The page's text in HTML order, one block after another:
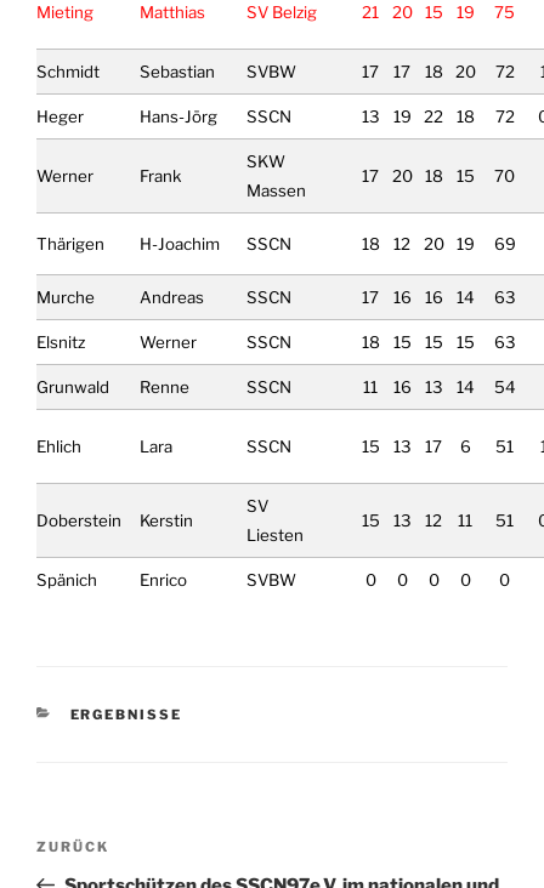
Mieting Matthias SV Belzig 21 20 15 19 75
Schmidt Sebastian SVBW 17 17 18 20 72
Heger Hans-Jörg SSCN 13 19 22 18 72
Werner Frank
SKW
Massen
17 20 18 15 70
Thärigen H-Joachim SSCN 18 12 20 19 69
Murche Andreas SSCN 17 16 16 14 63
Elsnitz Werner SSCN 18 15 15 15 63
Grunwald Renne SSCN 11 16 13 14 54
Ehlich Lara SSCN 15 13 17 6 51
Doberstein Kerstin
SV
Liesten
15 13 12 11 51
Spänich Enrico SVBW 0 0 0 0 0
KATEGORIEN
ERGEBNISSE
Beitragsnavigation
Vorheriger
Beitrag
ZURÜCK